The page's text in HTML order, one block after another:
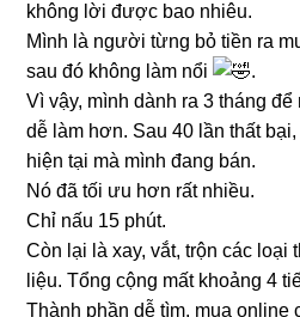
không lời được bao nhiêu.
Mình là người từng bỏ tiền ra
sau đó không làm nổi
.
Vì vậy, mình dành ra 3 tháng
dễ làm hơn. Sau 40 lần thất
hiện tại mà mình đang bán.
Nó đã tối ưu hơn rất nhiều.
Chỉ nấu 15 phút.
Còn lại là xay, vắt, trộn các loại
liệu. Tổng cộng mất khoảng 4
Thành phần dễ tìm, mua online